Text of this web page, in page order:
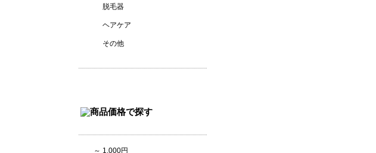
脱毛器
ヘアケア
その他
～ 1,000円